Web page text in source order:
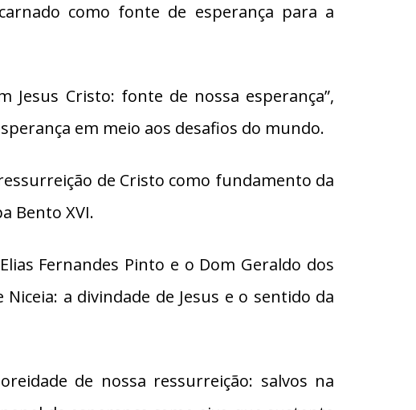
como fonte de esperança para a
Jesus Cristo: fonte de nossa esperança”,
em meio aos desafios do mundo.
de Cristo como fundamento da
Bento XVI.
Fernandes Pinto e o Dom Geraldo dos
a divindade de Jesus e o sentido da
de nossa ressurreição: salvos na